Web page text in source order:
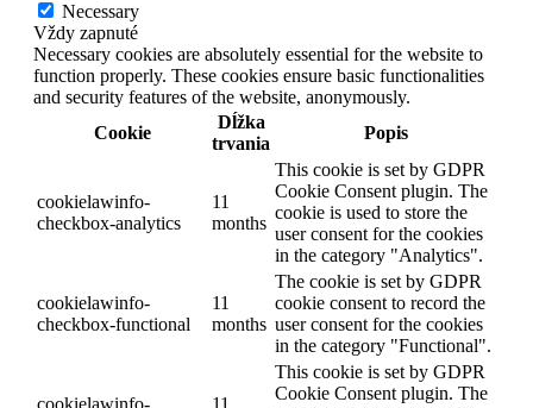
Necessary
Vždy zapnuté
Necessary cookies are absolutely essential for the website to
function properly. These cookies ensure basic functionalities
and security features of the website, anonymously.
Cookie
Dĺžka
trvania
Popis
cookielawinfo-
checkbox-analytics
11
months
This cookie is set by GDPR
Cookie Consent plugin. The
cookie is used to store the
user consent for the cookies
in the category "Analytics".
cookielawinfo-
checkbox-functional
11
months
The cookie is set by GDPR
cookie consent to record the
user consent for the cookies
in the category "Functional".
cookielawinfo-
11
This cookie is set by GDPR
Cookie Consent plugin. The